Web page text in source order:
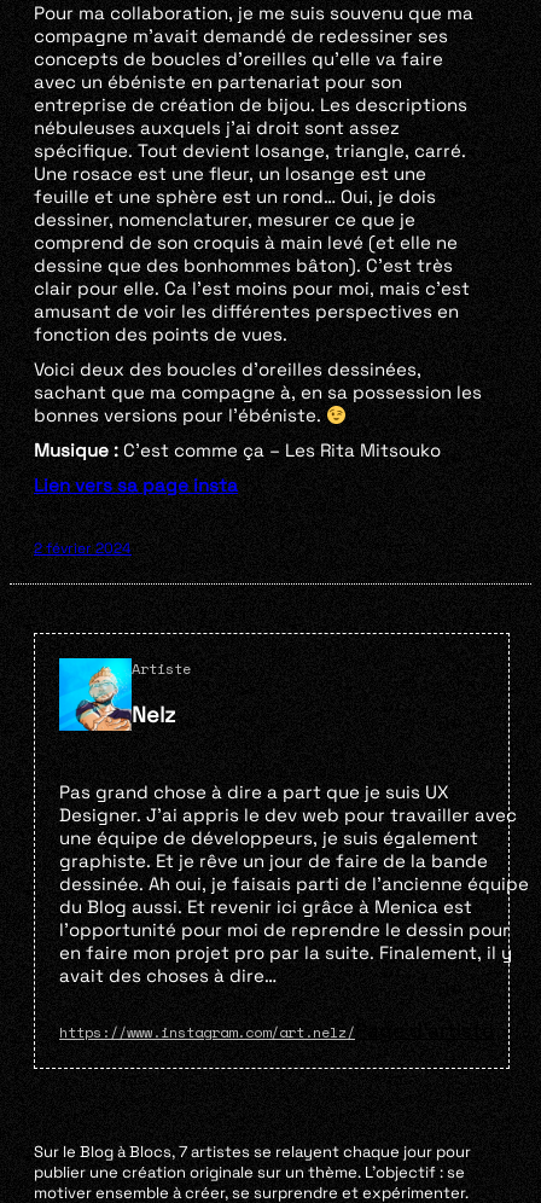
Pour ma collaboration, je me suis souvenu que ma
compagne m’avait demandé de redessiner ses
concepts de boucles d’oreilles qu’elle va faire
avec un ébéniste en partenariat pour son
entreprise de création de bijou. Les descriptions
nébuleuses auxquels j’ai droit sont assez
spécifique. Tout devient losange, triangle, carré.
Une rosace est une fleur, un losange est une
feuille et une sphère est un rond… Oui, je dois
dessiner, nomenclaturer, mesurer ce que je
comprend de son croquis à main levé (et elle ne
dessine que des bonhommes bâton). C’est très
clair pour elle. Ca l’est moins pour moi, mais c’est
amusant de voir les différentes perspectives en
fonction des points de vues.
Voici deux des boucles d’oreilles dessinées,
sachant que ma compagne à, en sa possession les
bonnes versions pour l’ébéniste.
Musique : C’est comme ça – Les Rita Mitsouko
Lien vers sa page insta
2 février 2024
Artiste
Nelz
Pas grand chose à dire a part que je suis UX
Designer. J’ai appris le dev web pour travailler avec
une équipe de développeurs, je suis également
graphiste. Et je rêve un jour de faire de la bande
dessinée. Ah oui, je faisais parti de l’ancienne équipe
du Blog aussi. Et revenir ici grâce à Menica est
l’opportunité pour moi de reprendre le dessin pour
en faire mon projet pro par la suite. Finalement, il y
avait des choses à dire…
https://www.instagram.com/art.nelz/
Sur le Blog à Blocs, 7 artistes se relayent chaque jour pour
publier une création originale sur un thème. L’objectif : se
motiver ensemble à créer, se surprendre et expérimenter.